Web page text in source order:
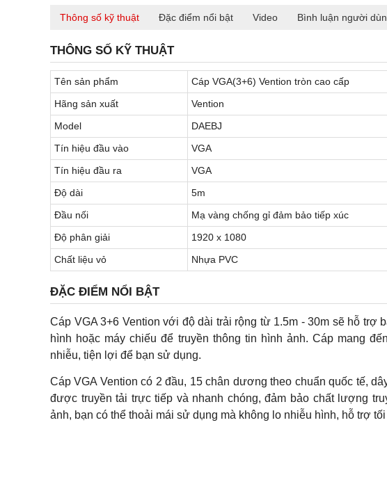
Thông số kỹ thuật Đặc điểm nổi bật Video Bình luận người
THÔNG SỐ KỸ THUẬT
Tên sản phẩm
Cáp VGA(3+6) Vention tròn cao cấp
Hãng sản xuất
Vention
Model
DAEBJ
Tín hiệu đầu vào
VGA
Tín hiệu đầu ra
VGA
Độ dài
5m
Đầu nối
Mạ vàng chống gỉ đảm bảo tiếp xúc
Độ phân giải
1920 x 1080
Chất liệu vỏ
Nhựa PVC
ĐẶC ĐIỂM NỔI BẬT
Cáp VGA 3+6 Vention với độ dài trải rộng từ 1.5m - 30m sẽ hỗ trợ
hình hoặc máy chiếu để truyền thông tin hình ảnh. Cáp mang
nhiễu, tiện lợi để bạn sử dụng.
Cáp VGA Vention có 2 đầu, 15 chân dương theo chuẩn quốc tế,
được truyền tải trực tiếp và nhanh chóng, đảm bảo chất lượng
ảnh, bạn có thể thoải mái sử dụng mà không lo nhiễu hình, hỗ trợ